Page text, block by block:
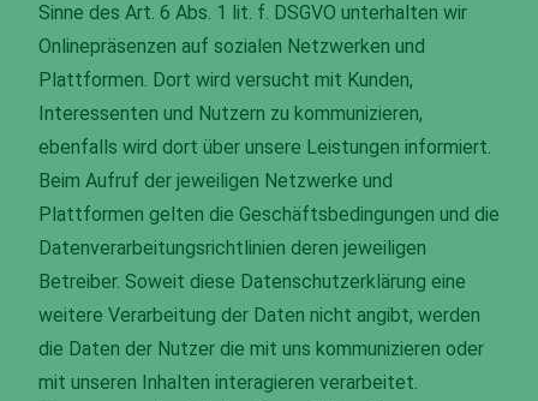
Sinne des Art. 6 Abs. 1 lit. f. DSGVO unterhalten wir
Onlinepräsenzen auf sozialen Netzwerken und
Plattformen. Dort wird versucht mit Kunden,
Interessenten und Nutzern zu kommunizieren,
ebenfalls wird dort über unsere Leistungen informiert.
Beim Aufruf der jeweiligen Netzwerke und
Plattformen gelten die Geschäftsbedingungen und die
Datenverarbeitungsrichtlinien deren jeweiligen
Betreiber. Soweit diese Datenschutzerklärung eine
weitere Verarbeitung der Daten nicht angibt, werden
die Daten der Nutzer die mit uns kommunizieren oder
mit unseren Inhalten interagieren verarbeitet.